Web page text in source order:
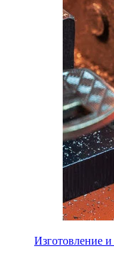
Изготовление